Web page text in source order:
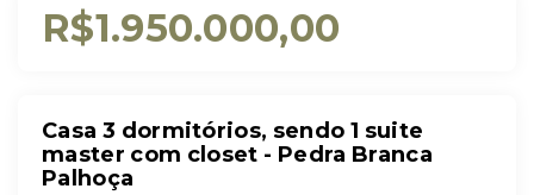
R$1.950.000,00
Casa 3 dormitórios, sendo 1 suite
master com closet - Pedra Branca
Palhoça